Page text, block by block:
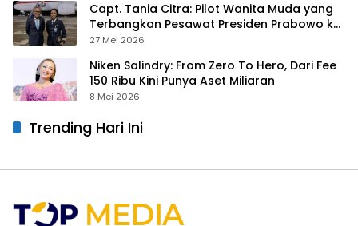
Capt. Tania Citra: Pilot Wanita Muda yang
Terbangkan Pesawat Presiden Prabowo ke
Prancis
27 Mei 2026
Niken Salindry: From Zero To Hero, Dari Fee
150 Ribu Kini Punya Aset Miliaran
8 Mei 2026
Trending Hari Ini